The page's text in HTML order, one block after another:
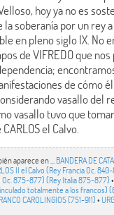
hoy ya no es
la soberanía por un rey
en pleno siglo IX. No
de VIFREDO que
de cómo
vasallo del
vasallo tuvo que
el Calvo.
aparece en ... BANDERA DE
II el Calvo (Rey Francia Oc.
875-877) (Rey Italia 875-877)•
totalmente a los francos)
CAROLINGIOS (751-911)•